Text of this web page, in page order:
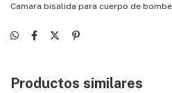
Camara bisalida para cuerpo de
Productos similares